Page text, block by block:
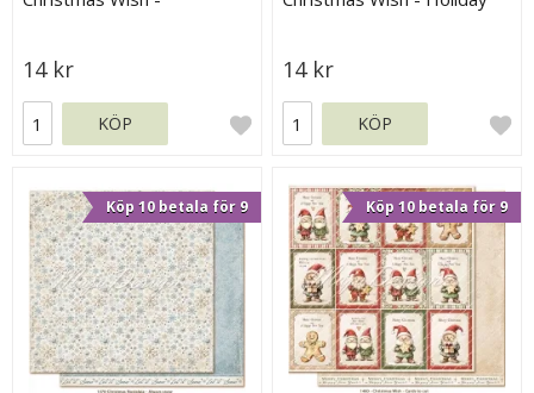
14 kr
KÖP
14 kr
KÖP
Köp 10 betala för 9 Köp 10 betala för 9